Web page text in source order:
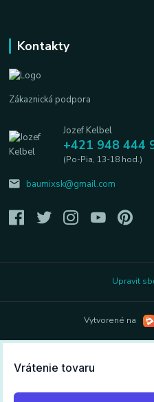
Kontakty
Zákaznická podpora
Jozef Kelbel
+421 948 444
(Po-Pia, 13-18 hod.)
baumixsk@gmail.com
Upravit
Vytvorené na